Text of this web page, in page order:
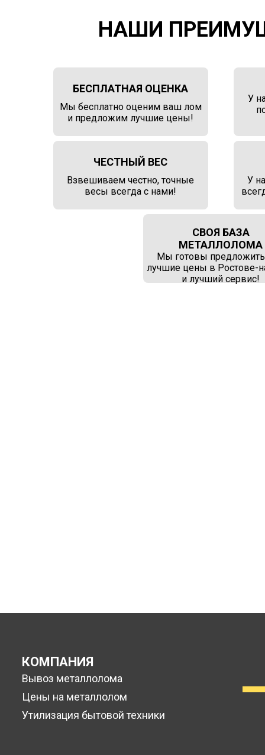
НАШИ
БЕСПЛАТНАЯ ОЦЕНКА
Мы бесплатно оценим ваш лом
и предложим лучшие цены!
У
ЧЕСТНЫЙ ВЕС
Взвешиваем честно, точные
весы всегда с нами!
У
СВОЯ БАЗА
МЕТАЛЛОЛОМА
Мы готовы
лучшие цены в Ростове-
и лучший сервис!
КОМПАНИЯ
Вывоз металлолома
Цены на металлолом
Утилизация бытовой техники